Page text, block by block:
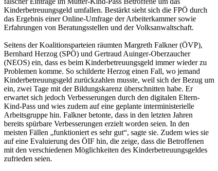
Kinderbetreuungsgeld umfallen. Bestärkt sieht sich die FPÖ durch
das Ergebnis einer Online-Umfrage der Arbeiterkammer sowie
Erfahrungen von Beratungsstellen und der Volksanwaltschaft.
Seitens der Koalitionsparteien räumten Margreth Falkner (ÖVP),
Bernhard Herzog (SPÖ) und Gertraud Auinger-Oberzaucher
(NEOS) ein, dass es beim Kinderbetreuungsgeld immer wieder zu
Problemen komme. So schilderte Herzog einen Fall, wo jemand
Kinderbetreuungsgeld zurückzahlen musste, weil sich der Bezug um
ein, zwei Tage mit der Bildungskarenz überschnitten habe. Er
erwartet sich jedoch Verbesserungen durch den digitalen Eltern-
Kind-Pass und wies zudem auf eine geplante interministerielle
Arbeitsgruppe hin. Falkner betonte, dass in den letzten Jahren
bereits spürbare Verbesserungen erzielt worden seien. In den
meisten Fällen „funktioniert es sehr gut“, sagte sie. Zudem wies sie
auf eine Evaluierung des ÖIF hin, die zeige, dass die Betroffenen
mit den verschiedenen Möglichkeiten des Kinderbetreuungsgeldes
zufrieden seien.